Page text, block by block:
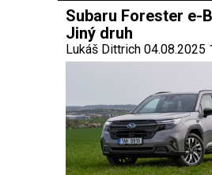
Subaru Forester e-
Jiný druh
Lukáš Dittrich 04.08.2025